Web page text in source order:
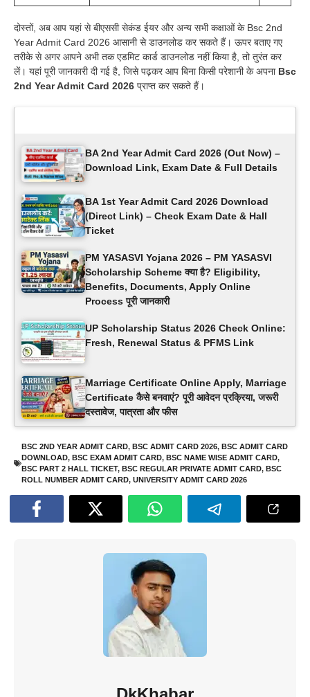
दोस्तों, अब आप यहां से बीएससी सेकंड ईयर और अन्य सभी कक्षाओं के Bsc 2nd
Year Admit Card 2026 आसानी से डाउनलोड कर सकते हैं। ऊपर बताए गए
तरीके से अगर आपने अभी तक एडमिट कार्ड डाउनलोड नहीं किया है, तो तुरंत कर
लें। यहां पूरी जानकारी दी गई है, जिसे पढ़कर आप बिना किसी परेशानी के अपना Bsc
2nd Year Admit Card 2026 प्राप्त कर सकते हैं।
BA 2nd Year Admit Card 2026 (Out Now) –
Download Link, Exam Date & Full Details
BA 1st Year Admit Card 2026 Download
(Direct Link) – Check Exam Date & Hall
Ticket
PM YASASVI Yojana 2026 – PM YASASVI
Scholarship Scheme क्या है? Eligibility,
Benefits, Documents, Apply Online
Process पूरी जानकारी
UP Scholarship Status 2026 Check Online:
Fresh, Renewal Status & PFMS Link
Marriage Certificate Online Apply, Marriage
Certificate कैसे बनवाएं? पूरी आवेदन प्रक्रिया, जरूरी
दस्तावेज, पात्रता और फीस
BSC 2ND YEAR ADMIT CARD, BSC ADMIT CARD 2026, BSC ADMIT CARD
DOWNLOAD, BSC EXAM ADMIT CARD, BSC NAME WISE ADMIT CARD,
BSC PART 2 HALL TICKET, BSC REGULAR PRIVATE ADMIT CARD, BSC
ROLL NUMBER ADMIT CARD, UNIVERSITY ADMIT CARD 2026